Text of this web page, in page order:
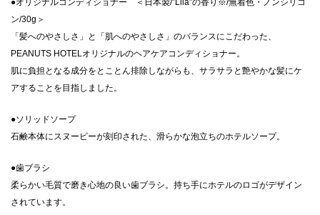
●オリジナルコンディショナー ＜日本製/”Lila”の香り※/無着色・ノンシリコ
ン/30g＞
「髪へのやさしさ」と「肌へのやさしさ」のバランスにこだわった、
PEANUTS HOTELオリジナルのヘアケアコンディショナー。
肌に負担となる成分をとことん排除しながらも、サラサラと艶やかな髪にケ
アすることを目指しました。
●ソリッドソープ
石鹸本体にスヌーピーが刻印された、滑らかな泡立ちのホテルソープ。
●歯ブラシ
柔らかい毛質で磨き心地の良い歯ブラシ。持ち手にホテルのロゴがデザイン
されています。